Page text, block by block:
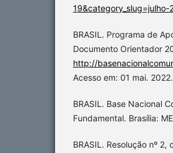
BRASIL. Programa de
Documento Orientador
http://
Acesso em: 01 mai. 2022.
BRASIL. Base Nacional
Fundamental. Brasília:
BRASIL. Resolução nº